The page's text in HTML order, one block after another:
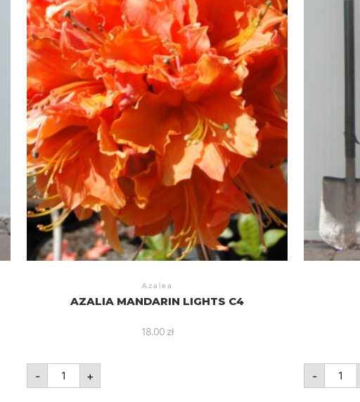
Azalea
AZALIA MANDARIN LIGHTS C4
18.00 zł
-
ilość
Azalia
Mandarin
+ -
ilość
Azalia
Sarina